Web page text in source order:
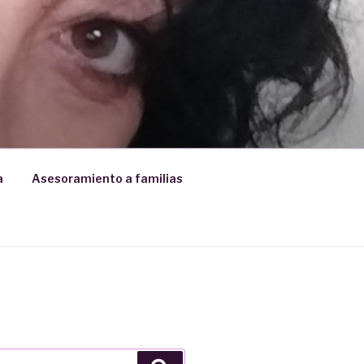
Asesoramiento a familias